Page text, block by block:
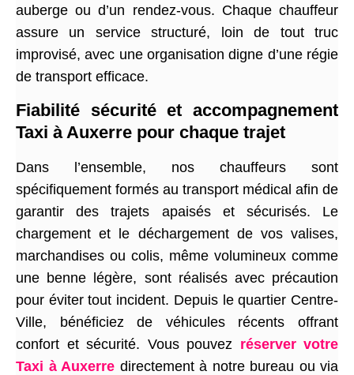
auberge ou d’un rendez-vous. Chaque chauffeur
assure un service structuré, loin de tout truc
improvisé, avec une organisation digne d’une régie
de transport efficace.
Fiabilité sécurité et accompagnement
Taxi à Auxerre pour chaque trajet
Dans l’ensemble, nos chauffeurs sont
spécifiquement formés au transport médical afin de
garantir des trajets apaisés et sécurisés. Le
chargement et le déchargement de vos valises,
marchandises ou colis, même volumineux comme
une benne légère, sont réalisés avec précaution
pour éviter tout incident. Depuis le quartier Centre-
Ville, bénéficiez de véhicules récents offrant
confort et sécurité. Vous pouvez réserver votre
Taxi à Auxerre directement à notre bureau ou via